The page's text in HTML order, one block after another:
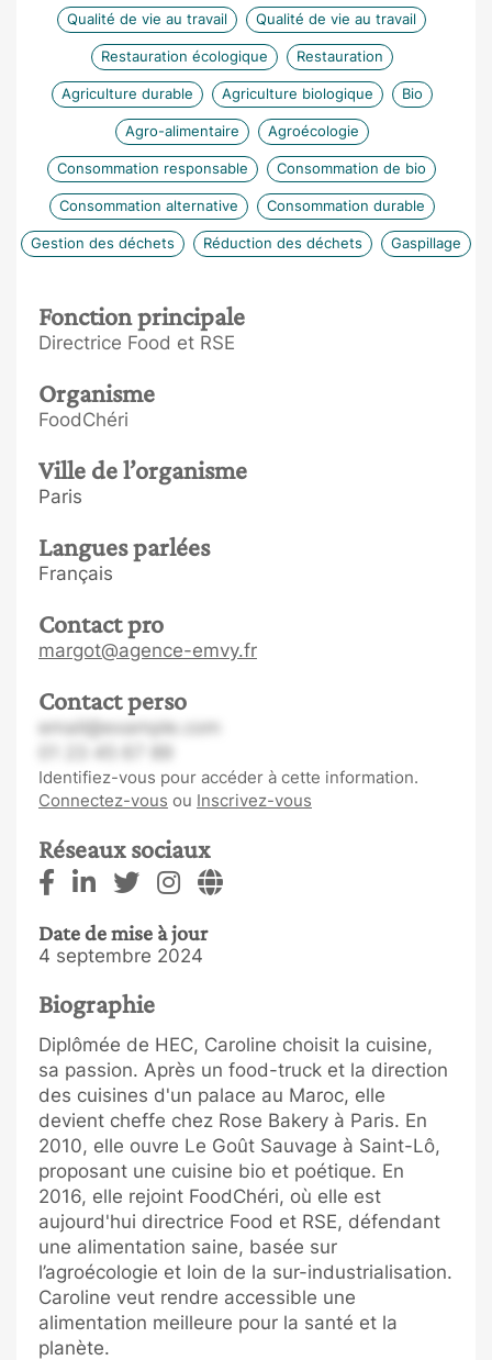
Qualité de vie au travail Qualité de vie au travail
Restauration écologique Restauration
Agriculture durable Agriculture biologique Bio
Agro-alimentaire Agroécologie
Consommation responsable Consommation de bio
Consommation alternative Consommation durable
Gestion des déchets Réduction des déchets Gaspillage
Fonction principale
Directrice Food et RSE
Organisme
FoodChéri
Ville de l’organisme
Paris
Langues parlées
Français
Contact pro
margot@agence-emvy.fr
Contact perso
email@example.com
Identifiez-vous pour accéder à cette information.
Connectez-vous ou Inscrivez-vous
Réseaux sociaux
Date de mise à jour
4 septembre 2024
Biographie
Diplômée de HEC, Caroline choisit la cuisine,
sa passion. Après un food-truck et la direction
des cuisines d'un palace au Maroc, elle
devient cheffe chez Rose Bakery à Paris. En
2010, elle ouvre Le Goût Sauvage à Saint-Lô,
proposant une cuisine bio et poétique. En
2016, elle rejoint FoodChéri, où elle est
aujourd'hui directrice Food et RSE, défendant
une alimentation saine, basée sur
l’agroécologie et loin de la sur-industrialisation.
Caroline veut rendre accessible une
alimentation meilleure pour la santé et la
planète.